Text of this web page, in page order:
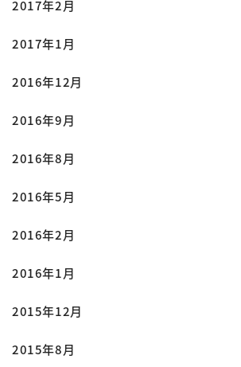
2017年2月
2017年1月
2016年12月
2016年9月
2016年8月
2016年5月
2016年2月
2016年1月
2015年12月
2015年8月